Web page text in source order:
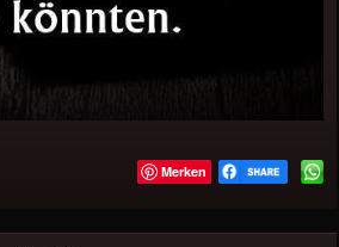
Merken